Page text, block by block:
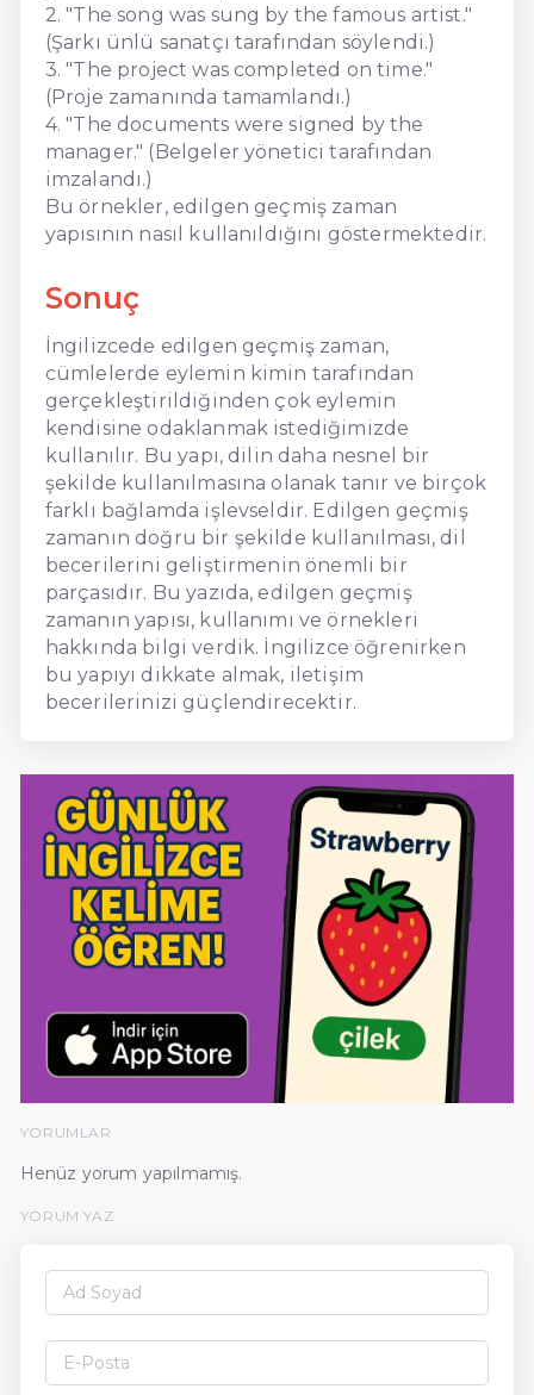
2. "The song was sung by the famous artist."
(Şarkı ünlü sanatçı tarafından söylendi.)
3. "The project was completed on time."
(Proje zamanında tamamlandı.)
4. "The documents were signed by the
manager." (Belgeler yönetici tarafından
imzalandı.)
Bu örnekler, edilgen geçmiş zaman
yapısının nasıl kullanıldığını göstermektedir.
Sonuç
İngilizcede edilgen geçmiş zaman,
cümlelerde eylemin kimin tarafından
gerçekleştirildiğinden çok eylemin
kendisine odaklanmak istediğimizde
kullanılır. Bu yapı, dilin daha nesnel bir
şekilde kullanılmasına olanak tanır ve birçok
farklı bağlamda işlevseldir. Edilgen geçmiş
zamanın doğru bir şekilde kullanılması, dil
becerilerini geliştirmenin önemli bir
parçasıdır. Bu yazıda, edilgen geçmiş
zamanın yapısı, kullanımı ve örnekleri
hakkında bilgi verdik. İngilizce öğrenirken
bu yapıyı dikkate almak, iletişim
becerilerinizi güçlendirecektir.
YORUMLAR
Henüz yorum yapılmamış.
YORUM YAZ